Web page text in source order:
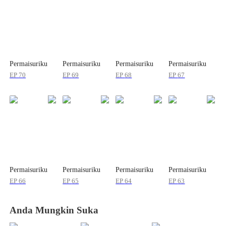
Permaisuriku
EP 70
Permaisuriku
EP69
Permaisuriku
EP68
Permaisuriku
EP67
Permaisuriku
EP66
Permaisuriku
EP65
Permaisuriku
EP64
Permaisuriku
EP63
Anda Mungkin Suka